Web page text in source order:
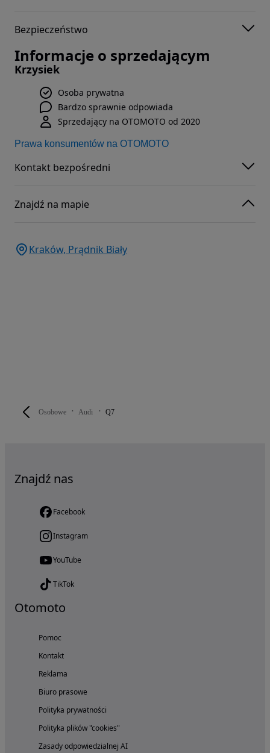
Osobowe Audi Q7
Bezpieczeństwo
Informacje o sprzedającym
Krzysiek
Osoba prywatna
Bardzo sprawnie odpowiada
Sprzedający na OTOMOTO od 2020
Prawa konsumentów na OTOMOTO
Kontakt bezpośredni
Znajdź na mapie
Kraków, Prądnik Biały
Znajdź nas
Facebook
Instagram
YouTube
TikTok
Otomoto
Pomoc
Kontakt
Reklama
Biuro prasowe
Polityka prywatności
Polityka plików "cookies"
Zasady odpowiedzialnej AI